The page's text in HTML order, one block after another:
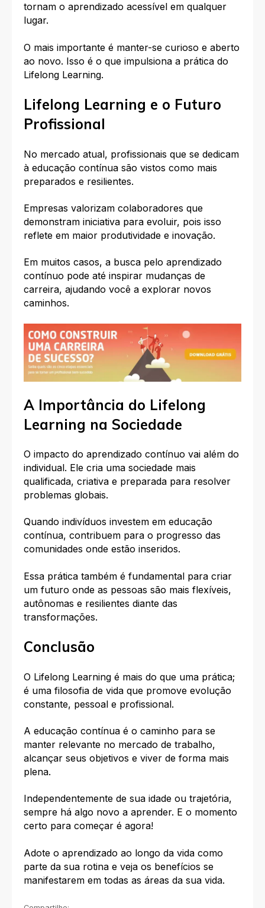
tornam o aprendizado acessível em qualquer
lugar.
O mais importante é manter-se curioso e aberto
ao novo. Isso é o que impulsiona a prática do
Lifelong Learning.
Lifelong Learning e o Futuro
Profissional
No mercado atual, profissionais que se dedicam
à educação contínua são vistos como mais
preparados e resilientes.
Empresas valorizam colaboradores que
demonstram iniciativa para evoluir, pois isso
reflete em maior produtividade e inovação.
Em muitos casos, a busca pelo aprendizado
contínuo pode até inspirar mudanças de
carreira, ajudando você a explorar novos
caminhos.
A Importância do Lifelong
Learning na Sociedade
O impacto do aprendizado contínuo vai além do
individual. Ele cria uma sociedade mais
qualificada, criativa e preparada para resolver
problemas globais.
Quando indivíduos investem em educação
contínua, contribuem para o progresso das
comunidades onde estão inseridos.
Essa prática também é fundamental para criar
um futuro onde as pessoas são mais flexíveis,
autônomas e resilientes diante das
transformações.
Conclusão
O Lifelong Learning é mais do que uma prática;
é uma filosofia de vida que promove evolução
constante, pessoal e profissional.
A educação contínua é o caminho para se
manter relevante no mercado de trabalho,
alcançar seus objetivos e viver de forma mais
plena.
Independentemente de sua idade ou trajetória,
sempre há algo novo a aprender. E o momento
certo para começar é agora!
Adote o aprendizado ao longo da vida como
parte da sua rotina e veja os benefícios se
manifestarem em todas as áreas da sua vida.